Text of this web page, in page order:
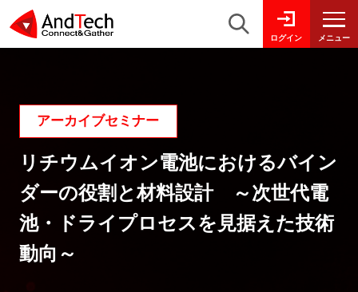
ログイン メニュー
アーカイブセミナー
リチウムイオン電池におけるバイン
ダーの役割と材料設計 ～次世代電
池・ドライプロセスを見据えた技術
動向～